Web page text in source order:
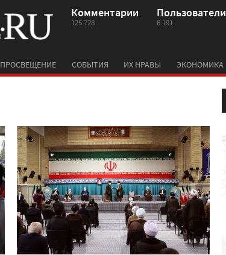
Комментарии
125 728
Пользователи
6 191
ПРОСВЕЩЕНИЕ СОБЫТИЯ ИХ НРАВЫ ЭКОНОМИКА